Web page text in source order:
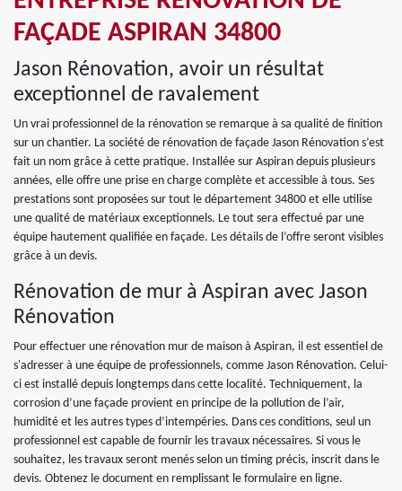
FAÇADE ASPIRAN 34800
Jason Rénovation, avoir un résultat
exceptionnel de ravalement
Un vrai professionnel de la rénovation se remarque à sa qualité de finition
sur un chantier. La société de rénovation de façade Jason Rénovation s’est
fait un nom grâce à cette pratique. Installée sur Aspiran depuis plusieurs
années, elle offre une prise en charge complète et accessible à tous. Ses
prestations sont proposées sur tout le département 34800 et elle utilise
une qualité de matériaux exceptionnels. Le tout sera effectué par une
équipe hautement qualifiée en façade. Les détails de l’offre seront visibles
grâce à un devis.
Rénovation de mur à Aspiran avec Jason
Rénovation
Pour effectuer une rénovation mur de maison à Aspiran, il est essentiel de
s'adresser à une équipe de professionnels, comme Jason Rénovation. Celui-
ci est installé depuis longtemps dans cette localité. Techniquement, la
corrosion d’une façade provient en principe de la pollution de l’air,
humidité et les autres types d’intempéries. Dans ces conditions, seul un
professionnel est capable de fournir les travaux nécessaires. Si vous le
souhaitez, les travaux seront menés selon un timing précis, inscrit dans le
devis. Obtenez le document en remplissant le formulaire en ligne.